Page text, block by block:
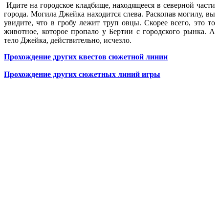
Идите на городское кладбище, находящееся в северной части
города. Могила Джейка находится слева. Раскопав могилу, вы
увидите, что в гробу лежит труп овцы. Скорее всего, это то
животное, которое пропало у Бертии с городского рынка. А
тело Джейка, действительно, исчезло.
Прохождение других квестов сюжетной линии
Прохождение других сюжетных линий игры